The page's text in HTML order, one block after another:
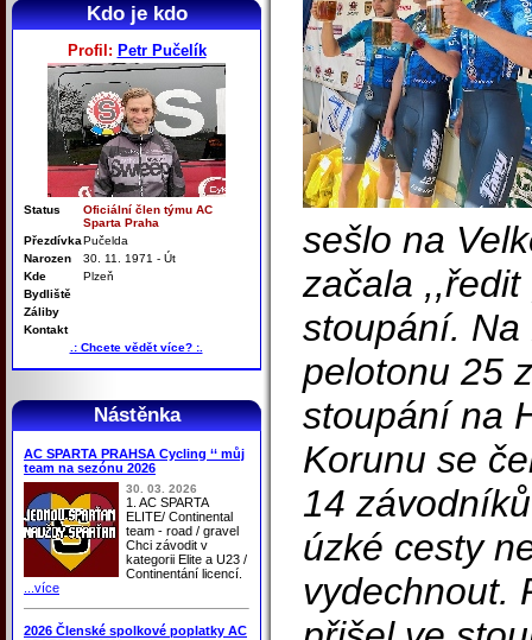
Kdo je kdo
Profil: Petr Pučelík
Status
Oficiální člen týmu AC
Sparta Praha
PřezdívkaPučelda
Narozen
30. 11. 1971 - Út
Kde
Plzeň
Bydliště
Záliby
Kontakt
.: Chcete vědět více? :.
Nástěnka
AC SPARTA PRAHSA Cycling ‘‘ můj
team na sezónu 2026
30. 03. 2026
1. AC SPARTA
ELITE/ Continental
team - road / gravel
Chci závodit v
kategorii Elite a U23 /
Continentání licencí.
...více
2026 Členské spolkové poplatky AC
sešlo na
začala
stoupání. Na
pelotonu 25
stoupání na
Korunu se
14
úzké cesty
vydechnout.